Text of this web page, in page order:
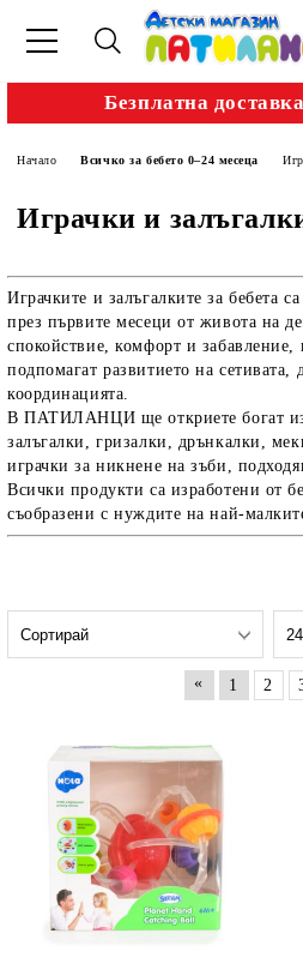
Безплатна
Начало Всичко за бебето 0–24 месеца
Играчки и
Играчките и залъгалките за бебета
през първите месеци от живота на
спокойствие, комфорт и забавление,
подпомагат развитието на сетивата,
координацията.
ВПАТИЛАНЦИ ще откриете богат
залъгалки, гризалки, дрънкалки,
играчки за никнене на зъби ,
Всички продукти са изработени от
съобразени с нуждите на най-
« 1 2